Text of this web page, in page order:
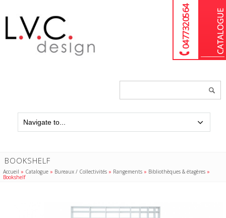
04 77 32 05 64
BOOKSHELF
Accueil » Catalogue » Bureaux / Collectivités » Rangements » Bibliothèques & étagères »
Bookshelf